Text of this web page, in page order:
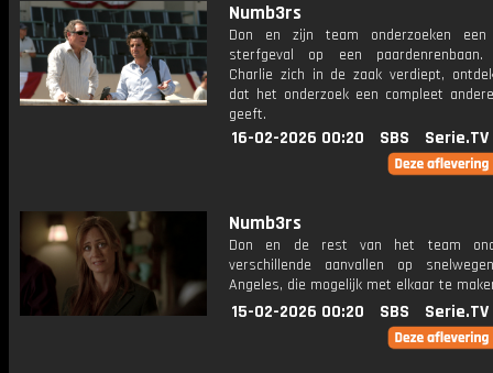
Numb3rs
Don en zijn team onderzoeken een
sterfgeval op een paardenrenbaan.
Charlie zich in de zaak verdiept,
dat het onderzoek een compleet
geeft.
16-02-2026 00:20 SBS Serie.TV
Numb3rs
Don en de rest van het team
verschillende aanvallen op
Angeles, die mogelijk met elkaar te
15-02-2026 00:20 SBS Serie.TV